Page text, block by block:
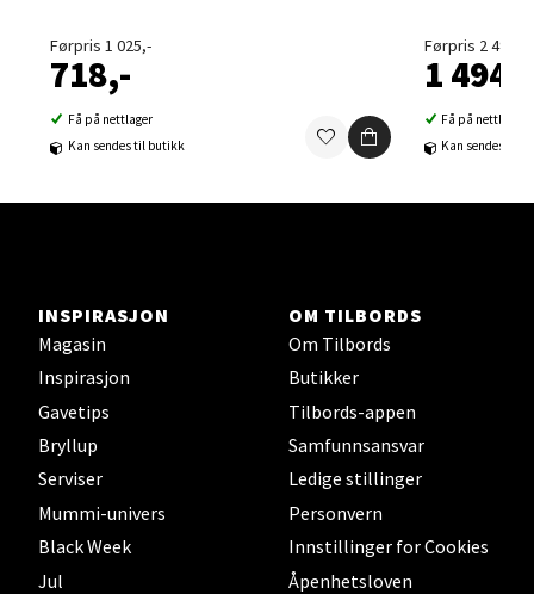
Førpris 1 025,-
718,-
Få på nettlager
Kan sendes til butikk
Førpris 2 490,-
1 494,-
Få på nettlager
Kan sendes til
INSPIRASJON
Magasin
Inspirasjon
Gavetips
Bryllup
Serviser
Mummi-univers
Black Week
Jul
OM TILBORDS
Om Tilbords
Butikker
Tilbords-appen
Samfunnsansvar
Ledige stillinger
Personvern
Innstillinger for Cookies
Åpenhetsloven
Velg
Sortland - Sortland Storsenter
Steinkjer - Thon Senter Steinkjer
Sjøfartsgata 2, 7714 Steinkjer
Åpent i dag 10-20